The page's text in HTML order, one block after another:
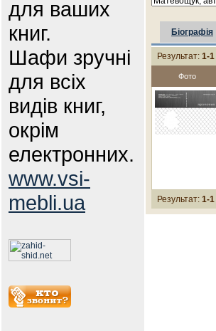
для ваших
книг.
Шафи зручні
для всіх
видів книг,
окрім
електронних.
www.vsi-
mebli.ua
Біографія
Результат: 1-1
Фото
Результат: 1-1